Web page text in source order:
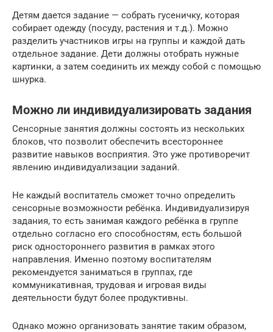
Детям дается задание — собрать гусеничку, которая
собирает одежду (посуду, растения и т.д.). Можно
разделить участников игры на группы и каждой дать
отдельное задание. Дети должны отобрать нужные
картинки, а затем соединить их между собой с помощью
шнурка.
Можно ли индивидуализировать задания
Сенсорные занятия должны состоять из нескольких
блоков, что позволит обеспечить всестороннее
развитие навыков восприятия. Это уже противоречит
явлению индивидуализации заданий.
Не каждый воспитатель сможет точно определить
сенсорные возможности ребёнка. Индивидуализируя
задания, то есть занимая каждого ребёнка в группе
отдельно согласно его способностям, есть большой
риск одностороннего развития в рамках этого
направления. Именно поэтому воспитателям
рекомендуется заниматься в группах, где
коммуникативная, трудовая и игровая виды
деятельности будут более продуктивны.
Однако можно организовать занятие таким образом,